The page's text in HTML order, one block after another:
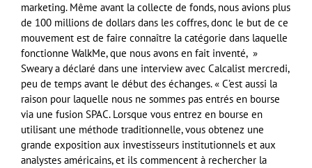
marketing. Même avant la collecte de fonds, nous avions plus
de 100 millions de dollars dans les coffres, donc le but de ce
mouvement est de faire connaître la catégorie dans laquelle
fonctionne WalkMe, que nous avons en fait inventé, »
Sweary a déclaré dans une interview avec Calcalist mercredi,
peu de temps avant le début des échanges. « C’est aussi la
raison pour laquelle nous ne sommes pas entrés en bourse
via une fusion SPAC. Lorsque vous entrez en bourse en
utilisant une méthode traditionnelle, vous obtenez une
grande exposition aux investisseurs institutionnels et aux
analystes américains, et ils commencent à rechercher la